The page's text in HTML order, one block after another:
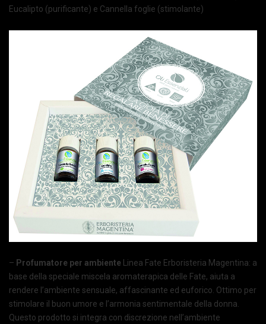
Eucalipto (purificante) e Cannella foglie (stimolante)
– Profumatore per ambiente Linea Fate Erboristeria Magentina: a
base della speciale miscela aromaterapica delle Fate, aiuta a
rendere l’ambiente sensuale, affascinante ed euforico. Ottimo per
stimolare il buon umore e l’armonia sentimentale della donna.
Questo prodotto si integra con discrezione nell’ambiente